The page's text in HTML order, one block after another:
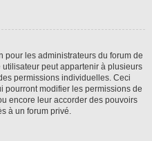
pour les administrateurs du forum de
peut appartenir à plusieurs
permissions individuelles. Ceci
pourront modifier les permissions de
encore leur accorder des pouvoirs
à un forum privé.